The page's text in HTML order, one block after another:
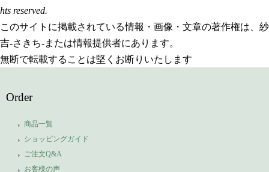
hts reserved.
このサイトに掲載されている情報・画像・文章の著作権は、紗
吉-さきち-または情報提供者にあります。
無断で転載することは堅くお断りいたします
Order
商品一覧
ショッピングガイド
ご注文Q&A
お客様の声